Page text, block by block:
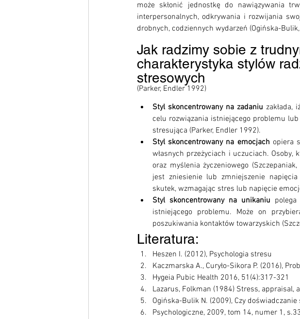
może skłonić jednostkę do nawiązywania
interpersonalnych, odkrywania i rozwijania
drobnych, codziennych wydarzeń (Ogińska-
Jak radzimy sobie z
charakterystyka stylów
stresowych
(Parker, Endler 1992)
Styl skoncentrowany na zadaniu zakłada,
celu rozwiązania istniejącego problemu
stresująca (Parker, Endler 1992).
Styl skoncentrowany na emocjach opiera
własnych przeżyciach i uczuciach.
oraz myślenia życzeniowego
jest zniesienie lub zmniejszenie
skutek, wzmagając stres lub napięcie
Styl skoncentrowany na unikaniu
istniejącego problemu. Może on
poszukiwania kontaktów towarzyskich
Literatura:
Heszen I. (2012), Psychologia stresu
Kaczmarska A., Curyło-Sikora P. (2016),
Hygeia Pubic Health 2016, 51(4):317-321
Lazarus, Folkman (1984) Stress, appraisal,
Ogińska-Bulik N. (2009), Czy
Psychologiczne, 2009, tom 14, numer 1,